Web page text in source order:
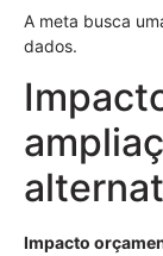
A meta busca
dados.
Impacto